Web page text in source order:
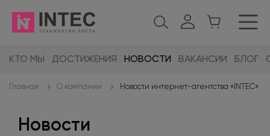
КТО МЫ ДОСТИЖЕНИЯ НОВОСТИ ВАКАНСИИ БЛОГ
Главная О компании Новости интернет-агентства «INTEC»
Новости